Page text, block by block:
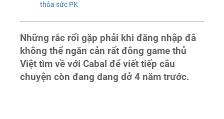
thỏa sức PK
Những rắc rối gặp phải khi đăng nhập đã
không thể ngăn cản rất đông game thủ
Việt tìm về với Cabal để viết tiếp câu
chuyện còn đang dang dở 4 năm trước.